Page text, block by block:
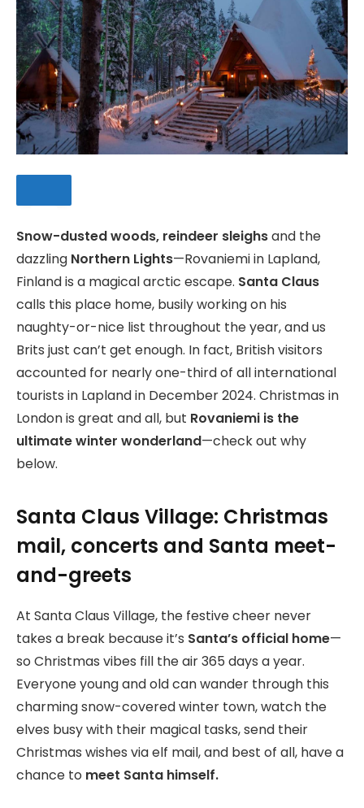
Snow-dusted woods, reindeer sleighsand the
dazzling Northern Lights—Rovaniemi in Lapland,
Finland is a magical arctic escape. Santa Claus
calls this place home, busily working on his
naughty-or-nice list throughout the year, and us
Brits just can’t get enough. In fact, British visitors
accounted for nearly one-third of all international
tourists in Lapland in December 2024. Christmas in
London is great and all, but Rovaniemi is the
ultimate winter wonderland—check out why
below.
Santa Claus Village: Christmas
mail, concerts and Santa meet-
and-greets
At Santa Claus Village, the festive cheer never
takes a break because it’s Santa’s official home—
so Christmas vibes fill the air 365 days a year.
Everyone young and old can wander through this
charming snow-covered winter town, watch the
elves busy with their magical tasks, send their
Christmas wishes via elf mail, and best of all, have a
chance to meet Santa himself.